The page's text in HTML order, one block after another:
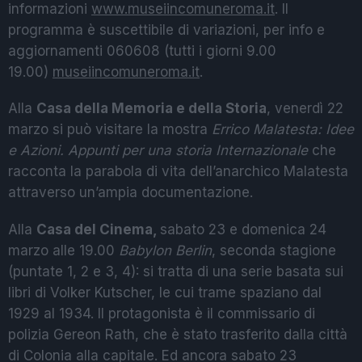
informazioni www.museiincomuneroma.it. Il
programma è suscettibile di variazioni, per info e
aggiornamenti 060608 (tutti i giorni 9.00
19.00) museiincomuneroma.it.
Alla Casa della Memoria e della Storia, venerdì 22
marzo si può visitare la mostra Errico Malatesta: Idee
e Azioni. Appunti per una storia Internazionaleche
racconta la parabola di vita dell’anarchico Malatesta
attraverso un’ampia documentazione.
Alla Casa del Cinema, sabato 23 e domenica 24
marzo alle 19.00 Babylon Berlin, seconda stagione
(puntate 1, 2 e 3, 4): si tratta di una serie basata sui
libri di Volker Kutscher, le cui trame spaziano dal
1929 al 1934. Il protagonista è il commissario di
polizia Gereon Rath, che è stato trasferito dalla città
di Colonia alla capitale. Ed ancora sabato 23